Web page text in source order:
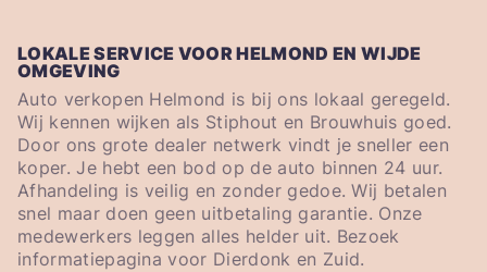
LOKALE SERVICE VOOR HELMOND EN WIJDE
OMGEVING
Auto verkopen Helmond is bij ons lokaal geregeld.
Wij kennen wijken als Stiphout en Brouwhuis goed.
Door ons grote dealer netwerk vindt je sneller een
koper. Je hebt een bod op de auto binnen 24 uur.
Afhandeling is veilig en zonder gedoe. Wij betalen
snel maar doen geen uitbetaling garantie. Onze
medewerkers leggen alles helder uit. Bezoek
informatiepagina voor Dierdonk en Zuid.